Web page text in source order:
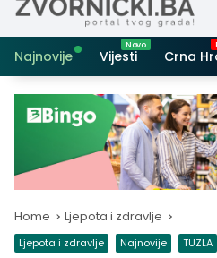
Najnovije Vijesti Crna
Home Ljepota i zdravlje
Ljepota i zdravlje Najnovije TUZLA